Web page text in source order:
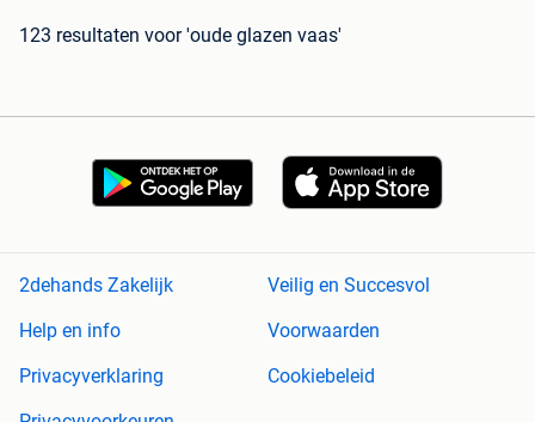
123 resultaten voor 'oude glazen vaas'
2dehands Zakelijk
Veilig en Succesvol
Help en info
Voorwaarden
Privacyverklaring
Cookiebeleid